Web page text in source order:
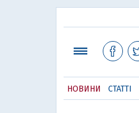
НОВИНИ СТАТТІ